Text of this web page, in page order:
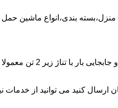
بندی،انواع ماشین حمل
حمل و جابجایی بار با
کنید می توانید از خدمات